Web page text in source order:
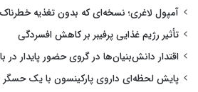
آمپول لاغری؛ نسخه‌ای که بدون تغذیه
تأثیر رژیم غذایی پرفیبر بر کاهش افسردگی
اقتدار دانش‌بنیان‌ها در گروی حضور پایدار در
پایش لحظه‌ای داروی پارکینسون با یک حسگر